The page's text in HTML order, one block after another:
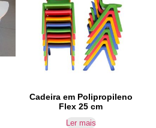
Cadeira em Polipropileno
Flex 25 cm
Ler mais